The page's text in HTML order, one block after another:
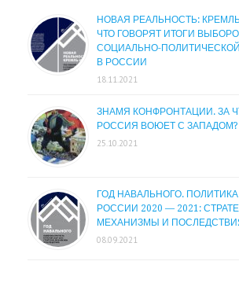
НОВАЯ РЕАЛЬНОСТЬ:
ЧТО ГОВОРЯТ ИТОГИ
СОЦИАЛЬНО-
В РОССИИ
18.11.2021
ЗНАМЯ КОНФРОНТАЦИИ. ЗА
РОССИЯ ВОЮЕТ С ЗАПАДОМ?
25.10.2021
ГОД НАВАЛЬНОГО.
РОССИИ 2020 — 2021:
МЕХАНИЗМЫ И
08.09.2021